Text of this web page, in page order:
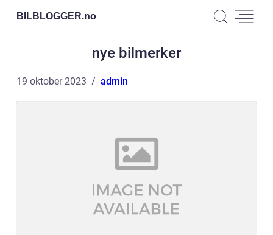
BILBLOGGER.no
nye bilmerker
19 oktober 2023 admin